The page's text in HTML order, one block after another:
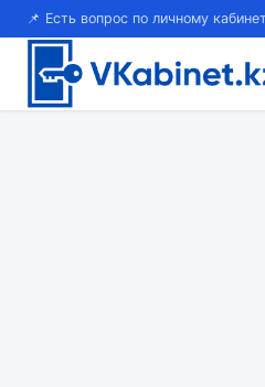
📌 Есть вопрос по личному